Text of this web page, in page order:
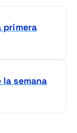
primera
semana